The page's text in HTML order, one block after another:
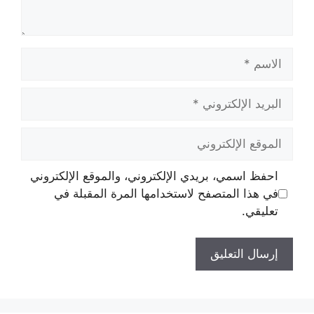
الإلكتروني
الإلكتروني
احفظ اسمي، بريدي الإلكتروني، والموقع الإلكتروني
في هذا المتصفح لاستخدامها المرة المقبلة في
تعليقي.